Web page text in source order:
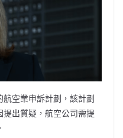
空業申訴計劃，該計劃
出質疑，航空公司需提